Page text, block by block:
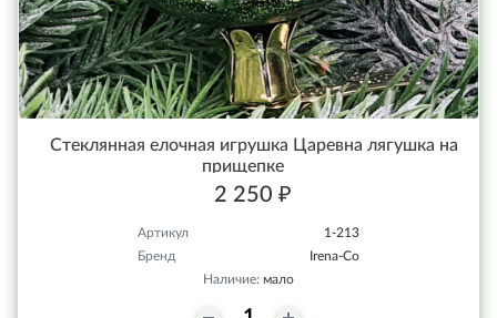
Стеклянная елочная игрушка Царевна лягушка на
прищепке
2 250 ₽
Артикул
1-213
Бренд
Irena-Co
Наличие: мало